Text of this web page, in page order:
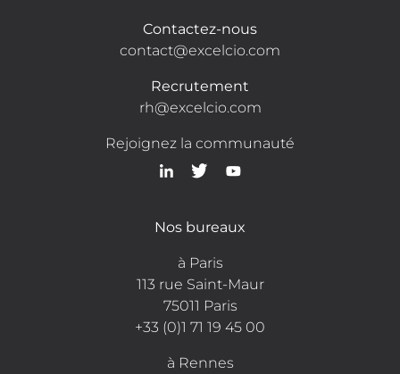
Contactez-nous
contact@excelcio.com
Recrutement
rh@excelcio.com
Rejoignez la communauté
Nos bureaux
à Paris
113 rue Saint-Maur
75011 Paris
+33 (0)1 71 19 45 00
à Rennes